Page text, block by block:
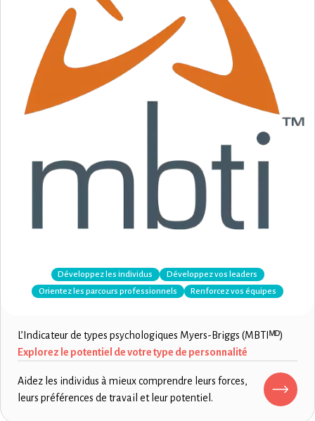
Développez les individus
Développez vos leaders
Orientez les parcours professionnels
Renforcez vos équipes
L’Indicateur de types psychologiques Myers-Briggs (MBTIᴹᴰ)
Explorez le potentiel de votre type de personnalité
Aidez les individus à mieux comprendre leurs forces,
leurs préférences de travail et leur potentiel.